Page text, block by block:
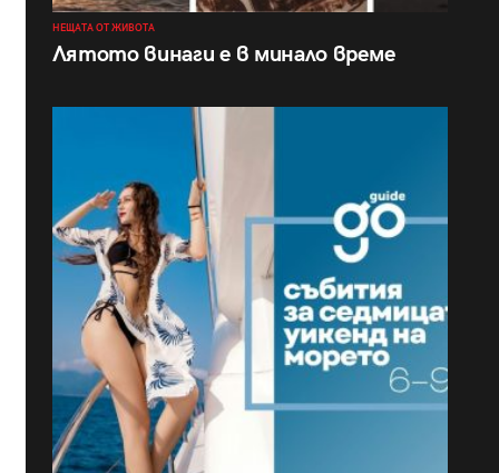
НЕЩАТА ОТ ЖИВОТА
Лятото винаги е в минало време